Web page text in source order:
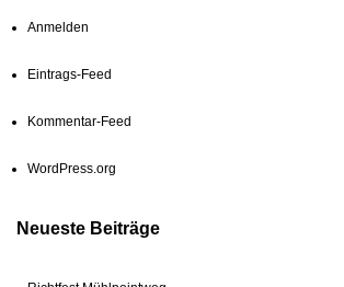
Anmelden
Eintrags-Feed
Kommentar-Feed
WordPress.org
Neueste Beiträge